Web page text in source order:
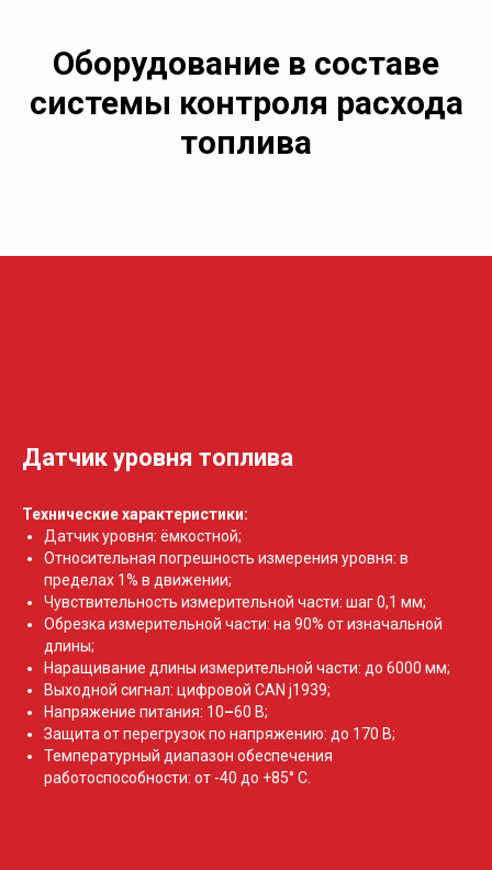
Оборудование в составе
системы контроля расхода
топлива
Датчик уровня топлива
Технические характеристики:
Датчик уровня: ёмкостной;
Относительная погрешность измерения уровня: в
пределах 1% в движении;
Чувствительность измерительной части: шаг 0,1 мм;
Обрезка измерительной части: на 90% от изначальной
длины;
Наращивание длины измерительной части: до 6000 мм;
Выходной сигнал: цифровой CAN j1939;
Напряжение питания: 10–60 В;
Защита от перегрузок по напряжению: до 170 В;
Температурный диапазон обеспечения
работоспособности: от -40 до +85° C.